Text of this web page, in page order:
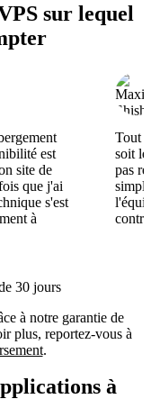
sur lequel
est
site de
que j'ai
s'est
à
Tout
soit
pas
30 jours
à notre garantie de
plus, reportez-vous à
.
à